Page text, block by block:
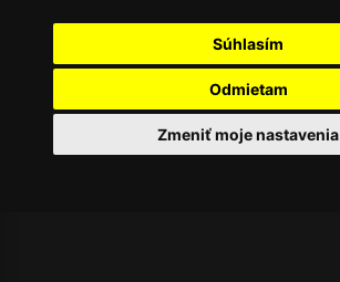
Súhlasím
Odmietam
Zmeniť moje nastavenia